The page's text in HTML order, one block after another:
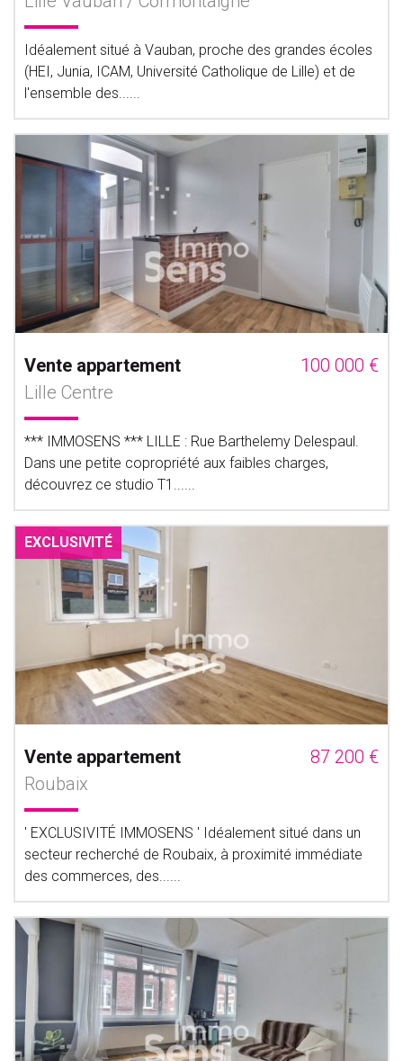
Idéalement situé à Vauban, proche des grandes écoles
(HEI, Junia, ICAM, Université Catholique de Lille) et de
l'ensemble des......
Vente appartement
100 000 €
Lille Centre
*** IMMOSENS *** LILLE : Rue Barthelemy Delespaul.
Dans une petite copropriété aux faibles charges,
découvrez ce studio T1......
EXCLUSIVITÉ
Vente appartement
87 200 €
Roubaix
' EXCLUSIVITÉ IMMOSENS ' Idéalement situé dans un
secteur recherché de Roubaix, à proximité immédiate
des commerces, des......